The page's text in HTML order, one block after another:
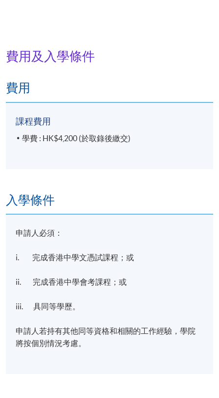
費用及入學條件
費用
課程費用
學費 : HK$4,200 (於取錄後繳交)
入學條件
申請人必須：
i. 完成香港中學文憑試課程；或
ii. 完成香港中學會考課程；或
iii. 具同等學歷。
申請人若持有其他同等資格和相關的工作經驗，學院
將按個別情況考慮。